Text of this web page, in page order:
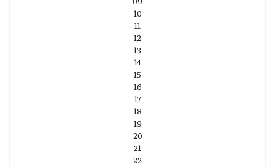
10
11
12
13
14
15
16
17
18
19
20
21
22